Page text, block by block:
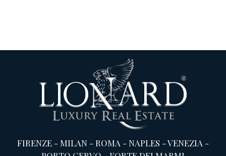
FIRENZE -MILAN -ROMA -NAPLES -VENEZIA -